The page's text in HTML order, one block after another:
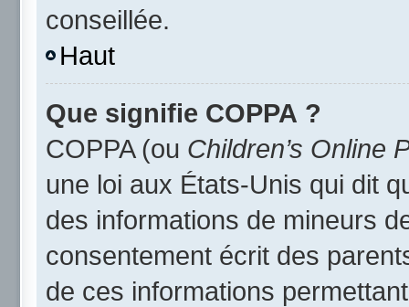
conseillée.
Haut
Que signifie COPPA ?
COPPA (ou Children’s Online
une loi aux États-Unis qui dit
des informations de mineurs
consentement écrit des
de ces informations